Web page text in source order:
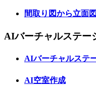
間取り図から立面
AIバーチャルステー
AIバーチャルステ
AI空室作成